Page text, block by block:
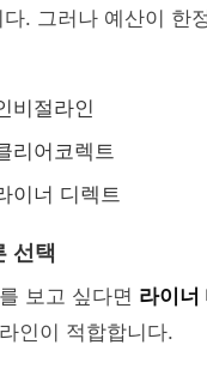
. 그러나 예산이 한
비절라인
리어코렉트
이너 디렉트
선택
보고 싶다면 라이너
인이 적합합니다.